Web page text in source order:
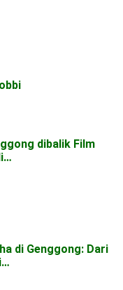
dibalik Film
di Genggong: Dari